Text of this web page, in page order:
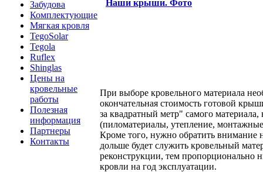
Забудова
Комплектующие
Мягкая кровля
TegoSolar
Tegola
Ruflex
Shinglas
Цены на
кровельные
работы
Полезная
информация
Партнеры
Контакты
Наши крыши. Фото
При выборе кровельного материала
окончательная стоимость готовой
за квадратный метр" самого
(пиломатериалы, утепление,
Кроме того, нужно обратить внимание
дольше будет служить кровельный
реконструкции, тем пропорционально
кровли на год эксплуатации.